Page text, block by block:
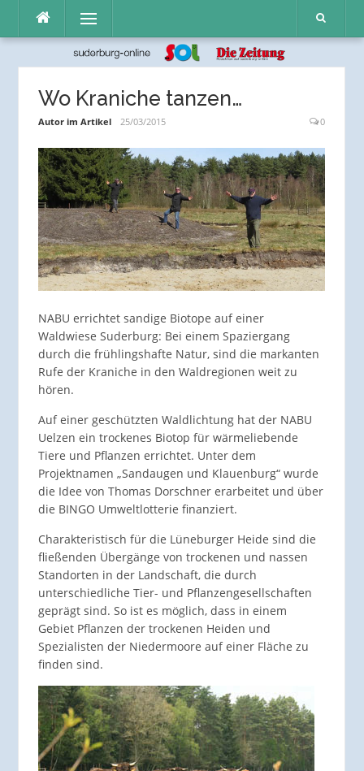
Inhalt
Menü
Wo Kraniche tanzen…
Autor im Artikel 25/03/2015 0
NABU errichtet sandige Biotope auf einer
Waldwiese Suderburg: Bei einem Spaziergang
durch die frühlingshafte Natur, sind die markanten
Rufe der Kraniche in den Waldregionen weit zu
hören.
Auf einer geschützten Waldlichtung hat der NABU
Uelzen ein trockenes Biotop für wärmeliebende
Tiere und Pflanzen errichtet. Unter dem
Projektnamen „Sandaugen und Klauenburg“ wurde
die Idee von Thomas Dorschner erarbeitet und über
die BINGO Umweltlotterie finanziert.
Charakteristisch für die Lüneburger Heide sind die
fließenden Übergänge von trockenen und nassen
Standorten in der Landschaft, die durch
unterschiedliche Tier- und Pflanzengesellschaften
geprägt sind. So ist es möglich, dass in einem
Gebiet Pflanzen der trockenen Heiden und
Spezialisten der Niedermoore auf einer Fläche zu
finden sind.